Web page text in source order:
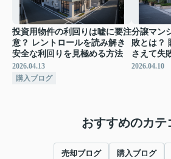
投資用物件の利回りは嘘に要注
意？ レントロールを読み解き
安全な利回りを見極める方法
2026.04.13
購入ブログ
分譲マン
敗とは？
さえて失
2026.04.10
おすすめのカテ
売却ブログ 購入ブログ